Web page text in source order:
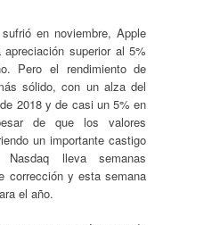
en noviembre, Apple
superior al 5%
Pero el rendimiento de
sólido, con un alza del
2018 y de casi un 5% en
de que los valores
un importante castigo
lleva semanas
corrección y esta semana
el año.